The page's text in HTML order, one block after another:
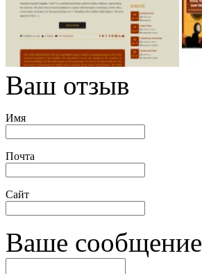
Ваш отзыв
Имя
Почта
Сайт
Ваше сообщение